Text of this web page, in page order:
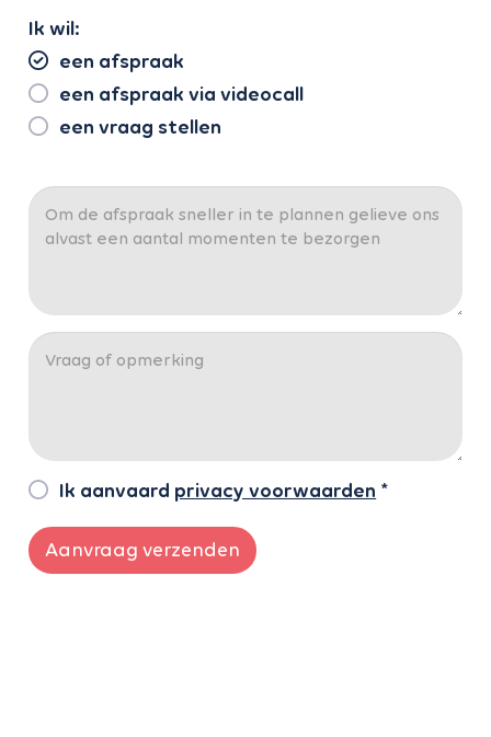
Ik wil:
een afspraak
een afspraak via videocall
een vraag stellen
Ik aanvaard privacy voorwaarden *
Aanvraag verzenden